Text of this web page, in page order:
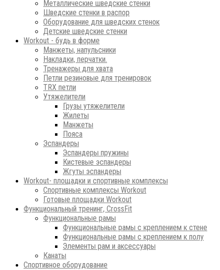
Металлические шведские стенки
Шведские стенки в распор
Оборудование для шведских стенок
Детские шведские стенки
Workout - будь в форме
Манжеты, напульсники
Накладки, перчатки.
Тренажеры для хвата
Петли резиновые для тренировок
ТRХ петли
Утяжелители
Грузы утяжелители
Жилеты
Манжеты
Пояса
Эспандеры
Эспандеры пружины
Кистевые эспандеры
Жгуты эспандеры
Workout- площадки и спортивные комплексы
Спортивные комплексы Workout
Готовые площадки Workout
Функциональный тренинг, CrossFit
Функциональные рамы
Функциональные рамы с креплением к стене
Функциональные рамы с креплением к полу
Элементы рам и аксессуары
Канаты
Спортивное оборудование